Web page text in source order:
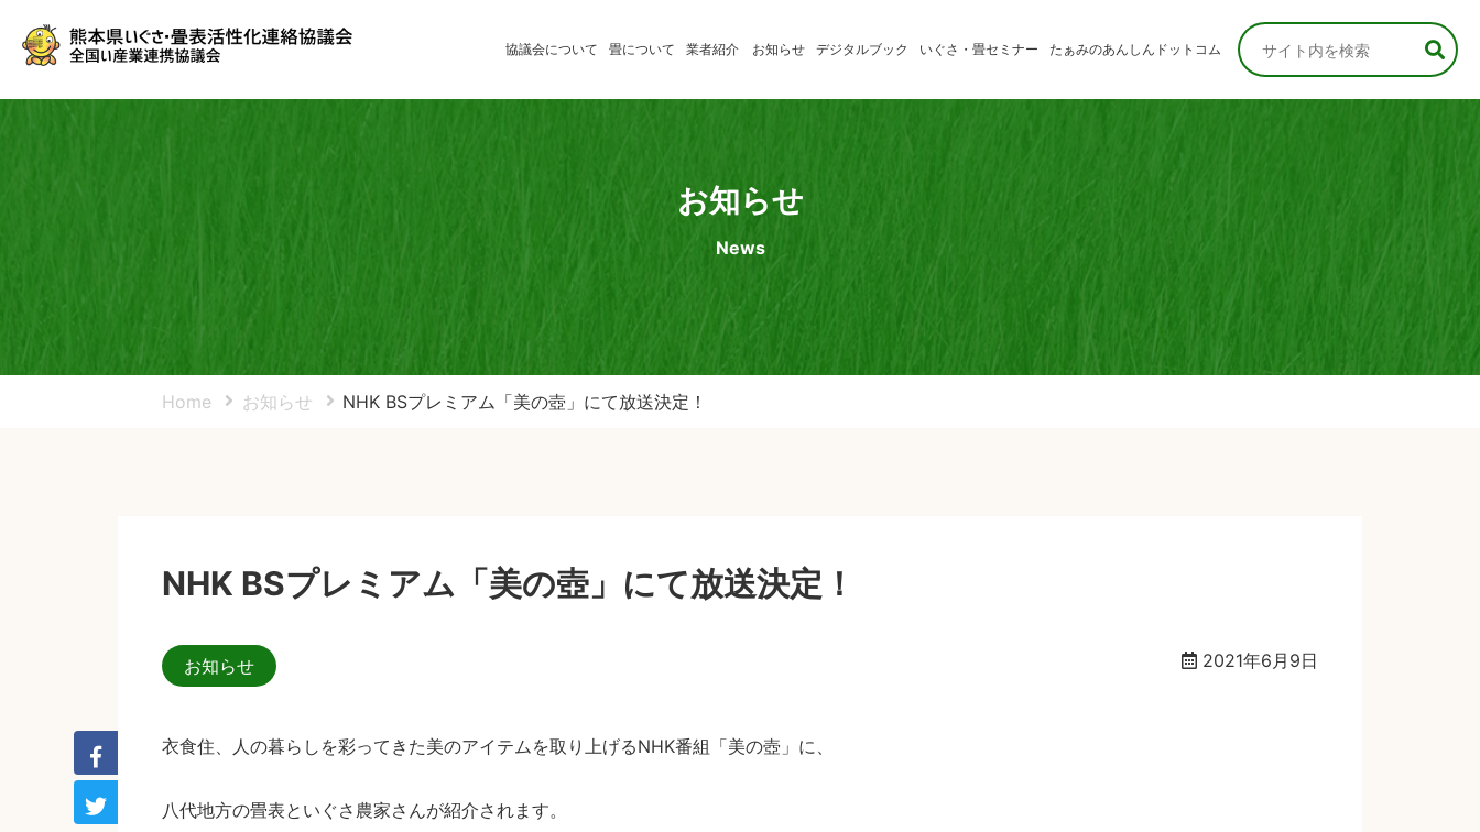
協議会について 畳について 業者紹介
いぐさ製
熊本県産
お知らせ デジタルブック
たたみの学習
いぐさ・畳セミナー
消費者のみなさま
たぁみのあんしんドットコム
お知らせ
News
Home お知らせ NHK BSプレミアム「美の壺」にて放送決定！
NHK BSプレミアム「美の壺」にて放送決定！
お知らせ 2021年6月9日
衣食住、人の暮らしを彩ってきた美のアイテムを取り上げるNHK番組「美の壺」に、
八代地方の畳表といぐさ農家さんが紹介されます。